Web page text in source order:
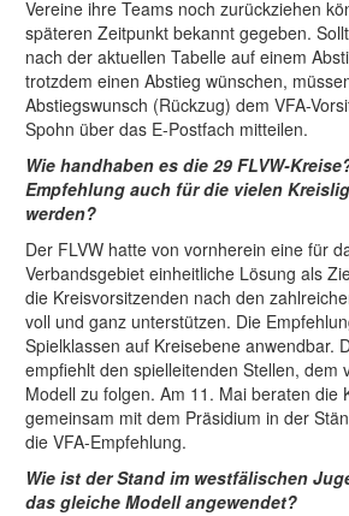
Vereine ihre Teams noch zurückziehen
späteren Zeitpunkt bekannt gegeben.
nach der aktuellen Tabelle auf einem
trotzdem einen Abstieg wünschen,
Abstiegswunsch (Rückzug) dem VFA-
Spohn über das E-Postfach mitteilen.
Wie handhaben es die 29 FLVW-
Empfehlung auch für die vielen
werden?
Der FLVW hatte von vornherein eine für
Verbandsgebiet einheitliche Lösung als
die Kreisvorsitzenden nach den
voll und ganz unterstützen. Die
Spielklassen auf Kreisebene anwendbar.
empfiehlt den spielleitenden Stellen, dem
Modell zu folgen. Am 11. Mai beraten die
gemeinsam mit dem Präsidium in der
die VFA-Empfehlung.
Wie ist der Stand im westfälischen
das gleiche Modell angewendet?